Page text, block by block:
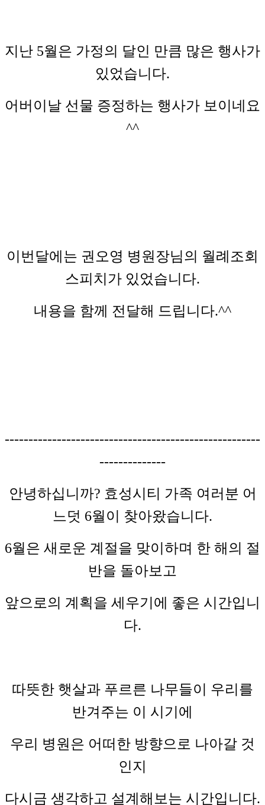
지난 5월은 가정의 달인 만큼 많은 행사가
있었습니다.
어버이날 선물 증정하는 행사가 보이네요
^^
이번달에는 권오영 병원장님의 월례조회
스피치가 있었습니다.
내용을 함께 전달해 드립니다.^^
------------------------------------------------------
--------------
안녕하십니까? 효성시티 가족 여러분 어
느덧 6월이 찾아왔습니다.
6월은 새로운 계절을 맞이하며 한 해의 절
반을 돌아보고
앞으로의 계획을 세우기에 좋은 시간입니
다.
따뜻한 햇살과 푸르른 나무들이 우리를
반겨주는 이 시기에
우리 병원은 어떠한 방향으로 나아갈 것
인지
다시금 생각하고 설계해보는 시간입니다.